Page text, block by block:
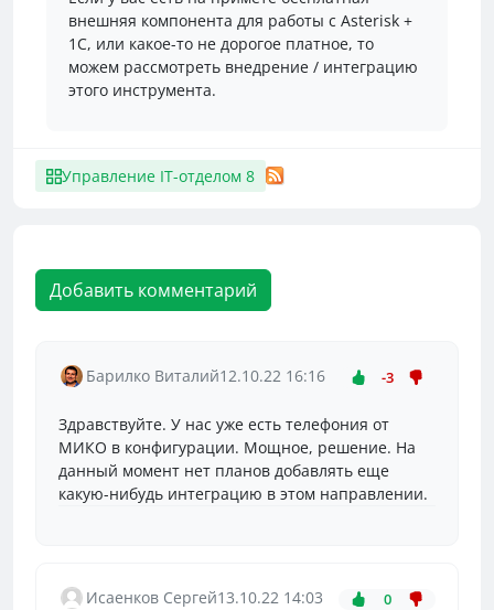
внешняя компонента для работы с Asterisk +
1C, или какое-то не дорогое платное, то
можем рассмотреть внедрение / интеграцию
этого инструмента.
Управление IT-отделом 8
Добавить комментарий
-3
Барилко Виталий12.10.22 16:16
Здравствуйте. У нас уже есть телефония от
МИКО в конфигурации. Мощное, решение. На
данный момент нет планов добавлять еще
какую-нибудь интеграцию в этом направлении.
0
Исаенков Сергей13.10.22 14:03